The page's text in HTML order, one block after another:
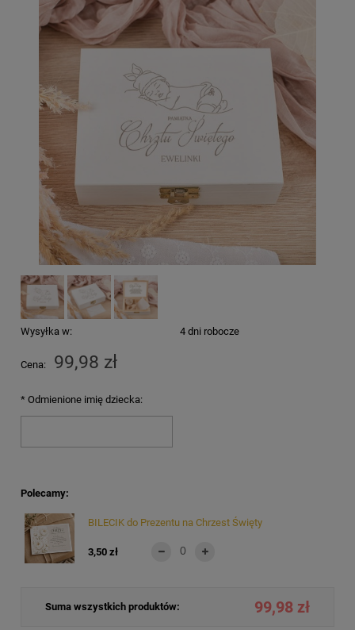
Wysyłka w: 4 dni robocze
Cena: 99,98 zł
* Odmienione imię dziecka:
Polecamy:
BILECIK do Prezentu na Chrzest Święty
3,50 zł
Suma wszystkich produktów: 99,98 zł